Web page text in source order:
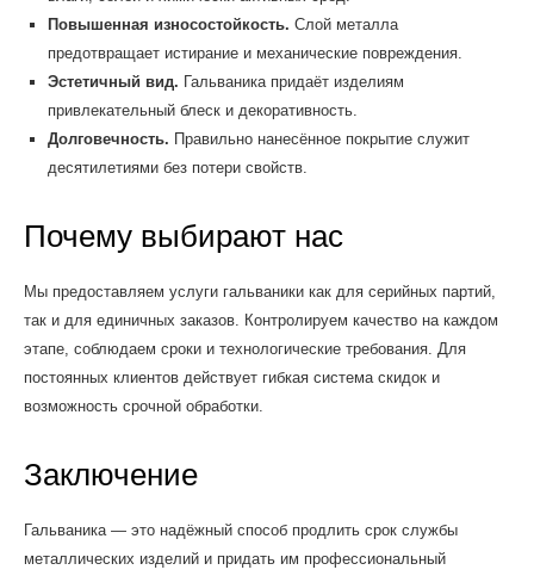
Повышенная износостойкость. Слой металла
предотвращает истирание и механические повреждения.
Эстетичный вид. Гальваника придаёт изделиям
привлекательный блеск и декоративность.
Долговечность. Правильно нанесённое покрытие служит
десятилетиями без потери свойств.
Почему выбирают нас
Мы предоставляем услуги гальваники как для серийных партий,
так и для единичных заказов. Контролируем качество на каждом
этапе, соблюдаем сроки и технологические требования. Для
постоянных клиентов действует гибкая система скидок и
возможность срочной обработки.
Заключение
Гальваника — это надёжный способ продлить срок службы
металлических изделий и придать им профессиональный